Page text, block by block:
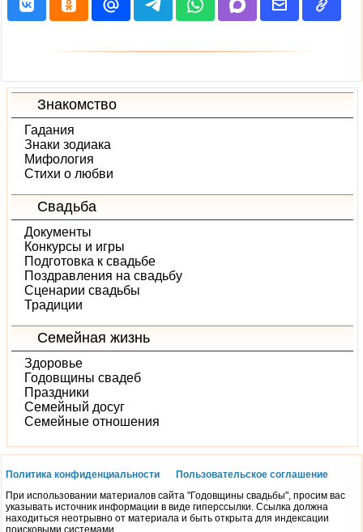
Знакомство
Гадания
Знаки зодиака
Мифология
Стихи о любви
Свадьба
Документы
Конкурсы и игры
Подготовка к свадьбе
Поздравления на свадьбу
Сценарии свадьбы
Традиции
Семейная жизнь
Здоровье
Годовщины свадеб
Праздники
Семейный досуг
Семейные отношения
Политика конфиденциальности
Пользовательское соглашение
При использовании материалов сайта "Годовщины свадьбы", просим вас
указывать источник информации в виде гиперссылки. Ссылка должна
находиться неотрывно от материала и быть открыта для индексации
поисковыми системами.